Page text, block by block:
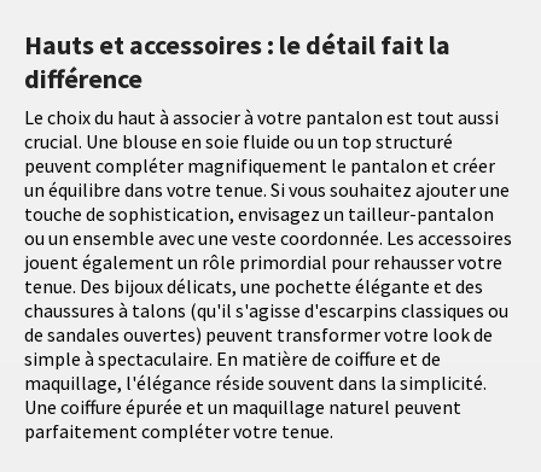
Hauts et accessoires : le détail fait la
différence
Le choix du haut à associer à votre pantalon est tout aussi
crucial. Une blouse en soie fluide ou un top structuré
peuvent compléter magnifiquement le pantalon et créer
un équilibre dans votre tenue. Si vous souhaitez ajouter une
touche de sophistication, envisagez un tailleur-pantalon
ou un ensemble avec une veste coordonnée. Les accessoires
jouent également un rôle primordial pour rehausser votre
tenue. Des bijoux délicats, une pochette élégante et des
chaussures à talons (qu'il s'agisse d'escarpins classiques ou
de sandales ouvertes) peuvent transformer votre look de
simple à spectaculaire. En matière de coiffure et de
maquillage, l'élégance réside souvent dans la simplicité.
Une coiffure épurée et un maquillage naturel peuvent
parfaitement compléter votre tenue.